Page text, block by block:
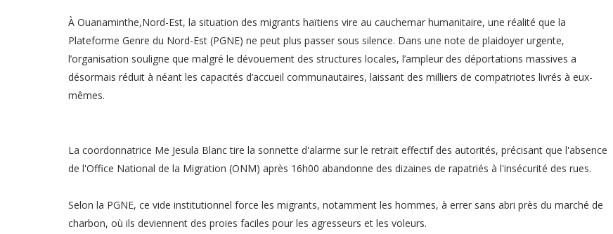
À Ouanaminthe,Nord-Est, la situation des migrants haïtiens vire au cauchemar humanitaire, une réalité que la
Plateforme Genre du Nord-Est (PGNE) ne peut plus passer sous silence. Dans une note de plaidoyer urgente,
l’organisation souligne que malgré le dévouement des structures locales, l’ampleur des déportations massives a
désormais réduit à néant les capacités d’accueil communautaires, laissant des milliers de compatriotes livrés à eux-
mêmes.
La coordonnatrice Me Jesula Blanc tire la sonnette d'alarme sur le retrait effectif des autorités, précisant que l'absence
de l'Office National de la Migration (ONM) après 16h00 abandonne des dizaines de rapatriés à l'insécurité des rues.
Selon la PGNE, ce vide institutionnel force les migrants, notamment les hommes, à errer sans abri près du marché de
charbon, où ils deviennent des proies faciles pour les agresseurs et les voleurs.